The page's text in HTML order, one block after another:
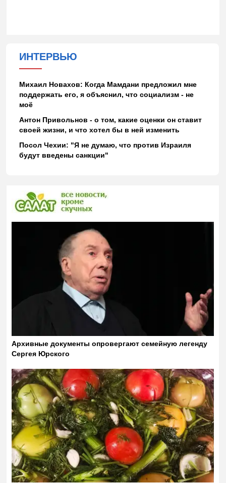
ИНТЕРВЬЮ
Михаил Новахов: Когда Мамдани предложил мне
поддержать его, я объяснил, что социализм - не
моё
Антон Привольнов - о том, какие оценки он ставит
своей жизни, и что хотел бы в ней изменить
Посол Чехии: "Я не думаю, что против Израиля
будут введены санкции"